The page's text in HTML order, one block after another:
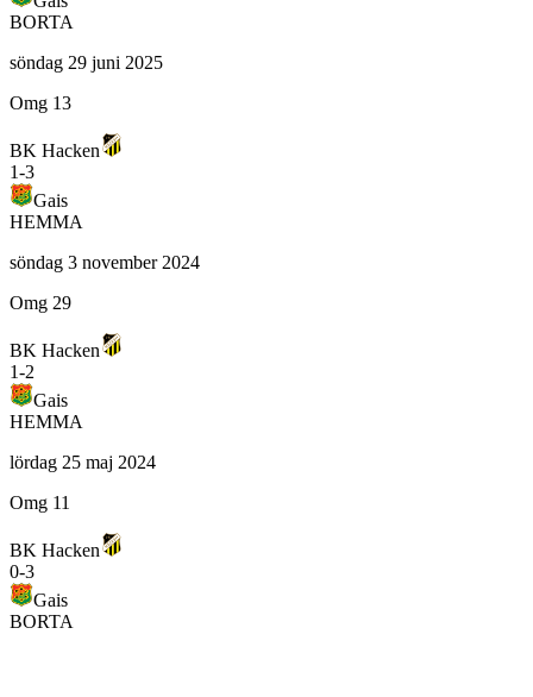
BORTA
söndag 29 juni 2025
Omg 13
BK Hacken
1-3
Gais
HEMMA
söndag 3 november 2024
Omg 29
BK Hacken
1-2
Gais
HEMMA
lördag 25 maj 2024
Omg 11
BK Hacken
0-3
Gais
BORTA